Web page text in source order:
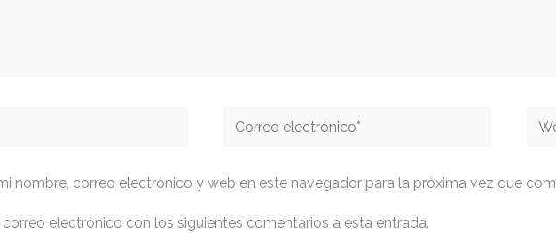
Correo
Web
nombre, correo electrónico y web en este navegador para la próxima vez que
correo electrónico con los siguientes comentarios a esta entrada.